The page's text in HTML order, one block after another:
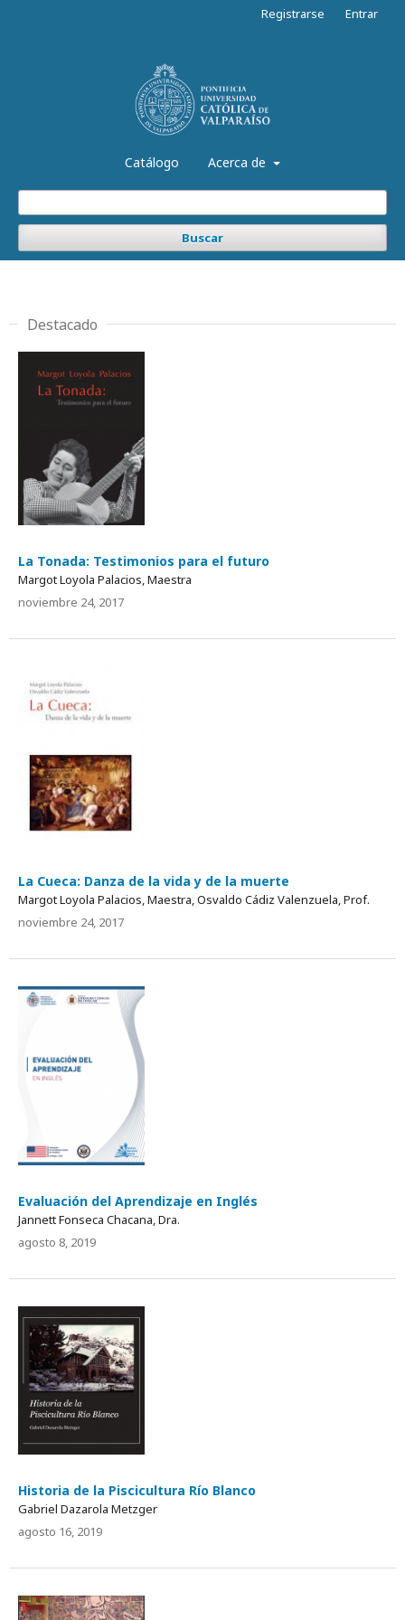
Catálogo Acerca de
Buscar
Registrarse Entrar
Destacado
La Tonada: Testimonios para el futuro
Margot Loyola Palacios, Maestra
noviembre 24, 2017
La Cueca: Danza de la vida y de la muerte
Margot Loyola Palacios, Maestra, Osvaldo Cádiz Valenzuela, Prof.
noviembre 24, 2017
Evaluación del Aprendizaje en Inglés
Jannett Fonseca Chacana, Dra.
agosto 8, 2019
Historia de la Piscicultura Río Blanco
Gabriel Dazarola Metzger
agosto 16, 2019